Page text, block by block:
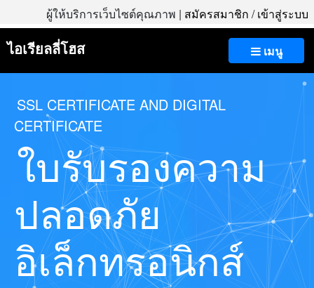
ผู้ให้บริการเว็บไซต์คุณภาพ | สมัครสมาชิก /เข้าสู่ระบบ
เมนู
ไอเรียลลี่โฮส
SSL CERTIFICATE AND DIGITAL
CERTIFICATE
ใบรับรองความ
ปลอดภัย
อิเล็กทรอนิกส์